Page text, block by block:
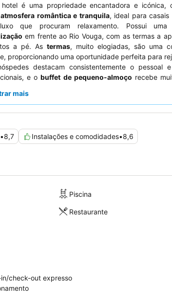
hotel é uma propriedade encantadora e icónica,
atmosfera romântica e tranquila, ideal para casais
que procuram relaxamento. Possui uma
em frente ao Rio Vouga, com as termas a
a pé. As termas, muito elogiadas, são uma
proporcionando uma oportunidade perfeita para
destacam consistentemente o pessoal
e obuffet de pequeno-almoço recebe
podem preferir quartos nos andares superiores.
mais
•8,7 Instalações e comodidades•8,6
Piscina
Restaurante
check-out expresso